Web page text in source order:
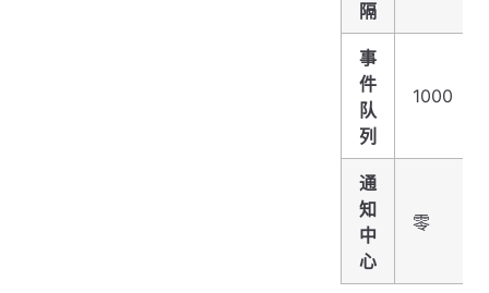
隔
事
件
队
列
1000
通
知
中
心
零